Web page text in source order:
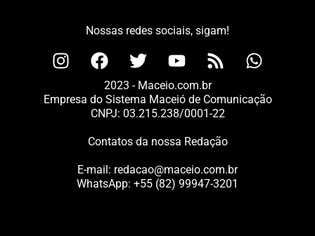
Nossas redes sociais, sigam!
2023 - Maceio.com.br
Empresa do Sistema Maceió de Comunicação
CNPJ: 03.215.238/0001-22
Contatos da nossa Redação
E-mail: redacao@maceio.com.br
WhatsApp: +55 (82) 99947-3201